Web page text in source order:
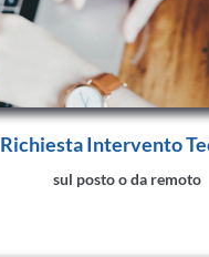
Richiesta Intervento
sul posto o da remoto